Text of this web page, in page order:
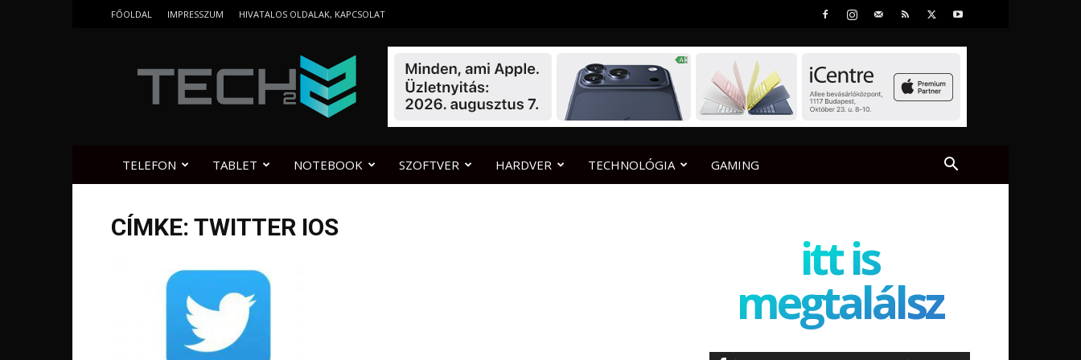
FŐOLDAL IMPRESSZUM HIVATALOS OLDALAK, KAPCSOLAT
TELEFON TABLET NOTEBOOK SZOFTVER HARDVER TECHNOLÓGIA GAMING
CÍMKE: TWITTER IOS
itt is
megtalálsz